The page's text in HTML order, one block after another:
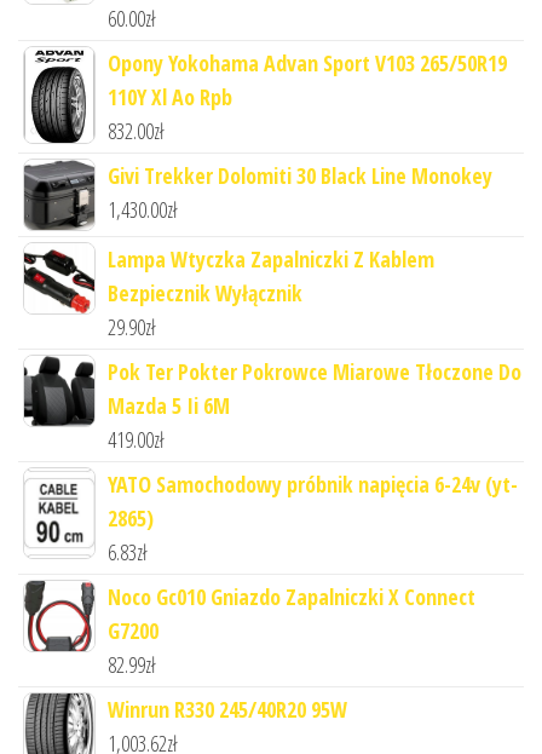
60.00zł
Opony Yokohama Advan Sport V103 265/50R19
110Y Xl Ao Rpb
832.00zł
Givi Trekker Dolomiti 30 Black Line Monokey
1,430.00zł
Lampa Wtyczka Zapalniczki Z Kablem
Bezpiecznik Wyłącznik
29.90zł
Pok Ter Pokter Pokrowce Miarowe Tłoczone Do
Mazda 5 Ii 6M
419.00zł
YATO Samochodowy próbnik napięcia 6-24v (yt-
2865)
6.83zł
Noco Gc010 Gniazdo Zapalniczki X Connect
G7200
82.99zł
Winrun R330 245/40R20 95W
1,003.62zł